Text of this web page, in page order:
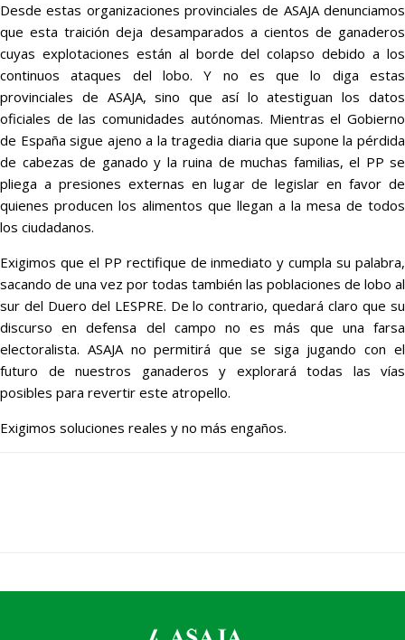
Desde estas organizaciones provinciales de ASAJA denunciamos
que esta traición deja desamparados a cientos de ganaderos
cuyas explotaciones están al borde del colapso debido a los
continuos ataques del lobo. Y no es que lo diga estas
provinciales de ASAJA, sino que así lo atestiguan los datos
oficiales de las comunidades autónomas. Mientras el Gobierno
de España sigue ajeno a la tragedia diaria que supone la pérdida
de cabezas de ganado y la ruina de muchas familias, el PP se
pliega a presiones externas en lugar de legislar en favor de
quienes producen los alimentos que llegan a la mesa de todos
los ciudadanos.
Exigimos que el PP rectifique de inmediato y cumpla su palabra,
sacando de una vez por todas también las poblaciones de lobo al
sur del Duero del LESPRE. De lo contrario, quedará claro que su
discurso en defensa del campo no es más que una farsa
electoralista. ASAJA no permitirá que se siga jugando con el
futuro de nuestros ganaderos y explorará todas las vías
posibles para revertir este atropello.
Exigimos soluciones reales y no más engaños.